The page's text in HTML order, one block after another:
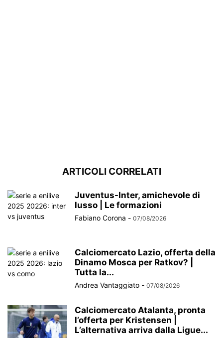
ARTICOLI CORRELATI
Juventus-Inter, amichevole di
lusso | Le formazioni
Fabiano Corona - 07/08/2026
Calciomercato Lazio, offerta della
Dinamo Mosca per Ratkov? |
Tutta la...
Andrea Vantaggiato - 07/08/2026
Calciomercato Atalanta, pronta
l’offerta per Kristensen |
L’alternativa arriva dalla Ligue...